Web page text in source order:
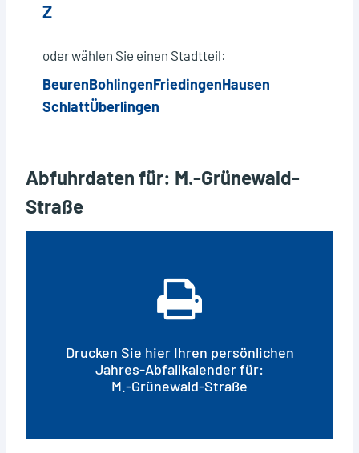
Z
oder wählen Sie einen Stadtteil:
BeurenBohlingenFriedingenHausen
SchlattÜberlingen
Abfuhrdaten für: M.-Grünewald-
Straße
Drucken Sie hier Ihren persönlichen
Jahres-Abfallkalender für:
M.-Grünewald-Straße